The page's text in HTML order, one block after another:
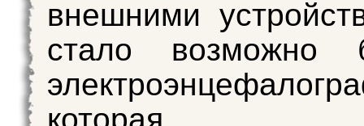
внешними
стало возможно